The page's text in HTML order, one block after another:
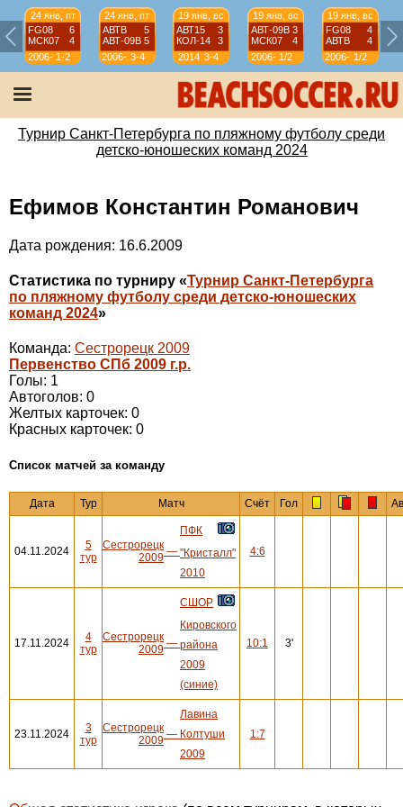
24 янв, пт
FG08
6
МСК07
4
2006-
07
1-2
24 янв, пт
АВТВ
5
АВТ-09B 5
2006-
07
3-4
19 янв, вс
АВТ15
3
КОЛ-14
3
2014 3-4
19 янв, вс
АВТ-09B 3
МСК07
4
2006-
07
1/2
19 янв, вс
FG08
4
АВТВ
4
2006-
07
1/2
Турнир Санкт-Петербурга по пляжному футболу среди
детско-юношеских команд 2024
Ефимов Константин Романович
Дата рождения: 16.6.2009
Статистика по турниру «Турнир Санкт-Петербурга
по пляжному футболу среди детско-юношеских
команд 2024»
Команда: Сестрорецк 2009
Первенство СПб 2009 г.р.
Голы: 1
Автоголов: 0
Желтых карточек: 0
Красных карточек: 0
Cписок матчей за команду
Дата Тур Матч Счёт Гол
04.11.2024
5
тур
Сестрорецк
2009 —
ПФК
"Кристалл"
2010
4:6
17.11.2024
4
тур
Сестрорецк
2009 —
СШОР
Кировского
района
2009
(синие)
10:1 3'
23.11.2024
3
тур
Сестрорецк
2009 —
Лавина
Колтуши
2009
1:7